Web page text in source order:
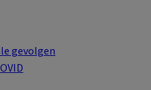
gevolgen